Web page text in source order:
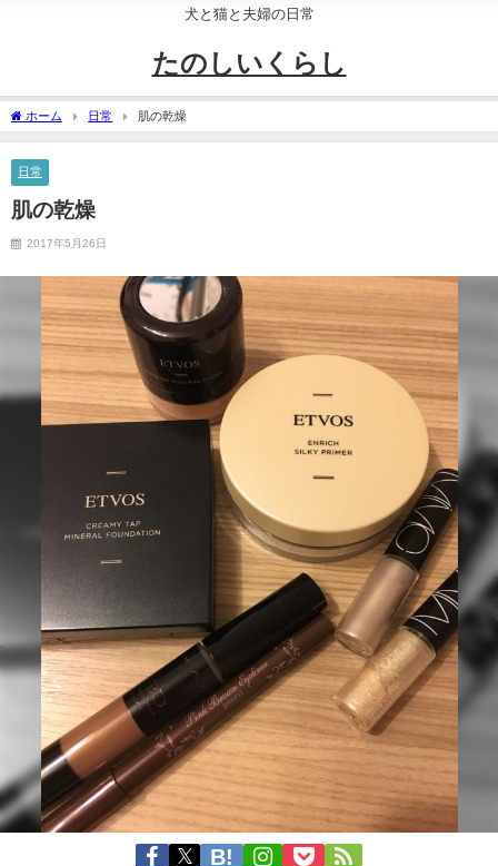
犬と猫と夫婦の日常
たのしいくらし
ホーム 日常 肌の乾燥
日常
肌の乾燥
2017年5月26日